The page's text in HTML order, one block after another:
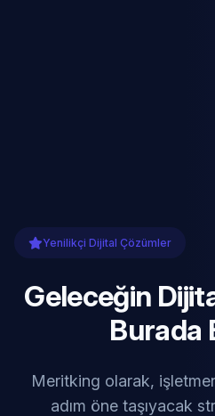
Yenilikçi Dijital Çözümler
Geleceğin
Burada
Meritking olarak,
adım öne taşıyacak